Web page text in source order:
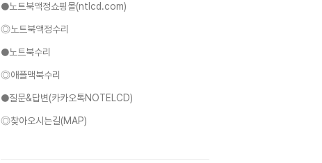
●노트북액정쇼핑몰(ntlcd.com)
◎노트북액정수리
●노트북수리
◎애플맥북수리
●질문&답변(카카오톡NOTELCD)
◎찾아오시는길(MAP)